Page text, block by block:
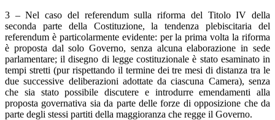
3 – Nel caso del referendum sulla riforma del Titolo IV della
seconda parte della Costituzione, la tendenza plebiscitaria del
referendum è particolarmente evidente: per la prima volta la riforma
è proposta dal solo Governo, senza alcuna elaborazione in sede
parlamentare; il disegno di legge costituzionale è stato esaminato in
tempi stretti (pur rispettando il termine dei tre mesi di distanza tra le
due successive deliberazioni adottate da ciascuna Camera), senza
che sia stato possibile discutere e introdurre emendamenti alla
proposta governativa sia da parte delle forze di opposizione che da
parte degli stessi partiti della maggioranza che regge il Governo.